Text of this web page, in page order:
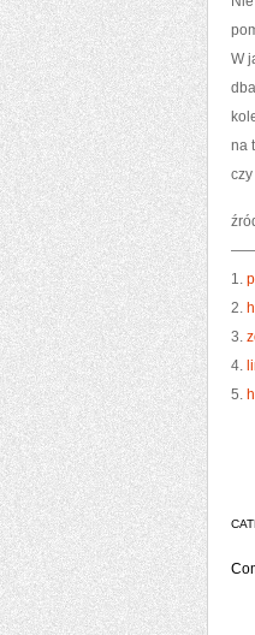
W
na
1.
2.
3.
4.
5.